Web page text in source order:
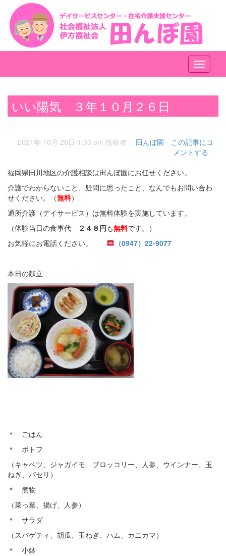
メ
ニ
ー
いい陽気 ３年１０月２６日
2021年 10月 26日 1:33 pm 投稿者： 田んぼ園
この記事にコ
メントする
福岡県田川地区の介護相談は田んぼ園にお任せください。
介護でわからないこと、疑問に思ったこと、なんでもお問い合わ
せください。（無料）
通所介護（デイサービス）は無料体験を実施しています。
（体験当日の食事代
２４８円も無料です。）
お気軽にお電話ください。
（0947）22-9077
本日の献立
＊ ごはん
＊ ポトフ
（キャベツ、ジャガイモ、ブロッコリー、人参、ウインナー、玉
ねぎ、パセリ）
＊ 煮物
（菜っ葉、揚げ、人参）
＊ サラダ
（スパゲティ、胡瓜、玉ねぎ、ハム、カニカマ）
＊ 小鉢